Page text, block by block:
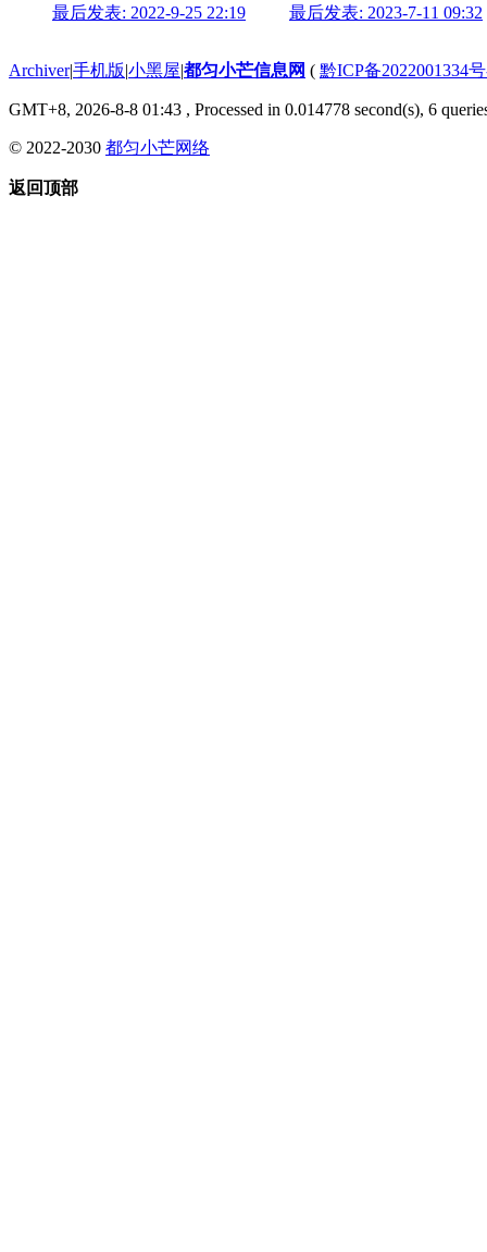
最后发表: 2022-9-25 22:19
最后发表: 2023-7-11 09:32
Archiver|手机版|小黑屋|都匀小芒信息网 ( 黔ICP备2022001334
GMT+8, 2026-8-8 01:43 , Processed in 0.014778 second(s), 6
© 2022-2030 都匀小芒网络
返回顶部